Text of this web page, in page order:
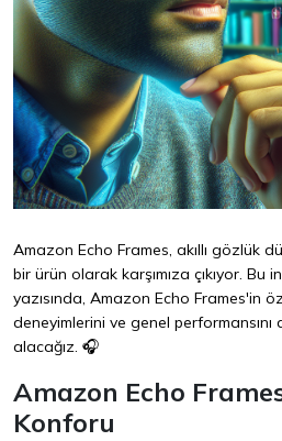
Amazon Echo Frames, akıllı gözlük
bir ürün olarak karşımıza çıkıyor. Bu
yazısında, Amazon Echo Frames'in
deneyimlerini ve genel performansını
alacağız. 🎧
Amazon Echo
Konforu